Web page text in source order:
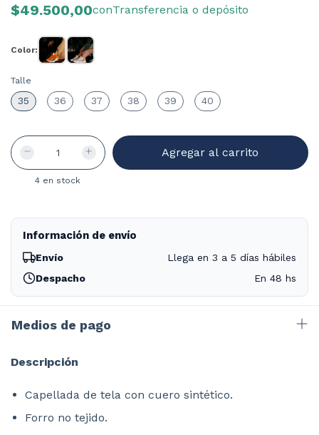
$49.500,00conTransferencia o depósito
Color:
Talle
35 36 37 38 39 40
4 en stock
Información de envío
Envío
Llega en 3 a 5 días hábiles
Despacho
En 48 hs
Medios de pago
Descripción
Capellada de tela con cuero sintético.
Forro no tejido.